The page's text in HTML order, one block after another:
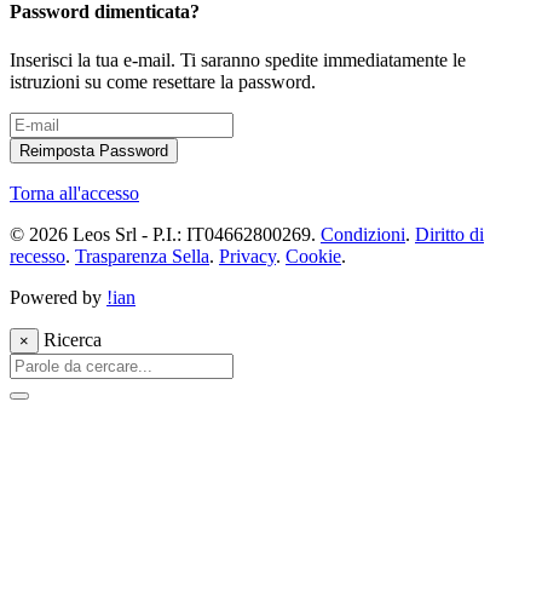
Password dimenticata?
Inserisci la tua e-mail. Ti saranno spedite immediatamente le
istruzioni su come resettare la password.
Torna all'accesso
© 2026 Leos Srl - P.I.: IT04662800269. Condizioni. Diritto di
recesso. Trasparenza Sella. Privacy. Cookie.
Powered by !ian
× Ricerca